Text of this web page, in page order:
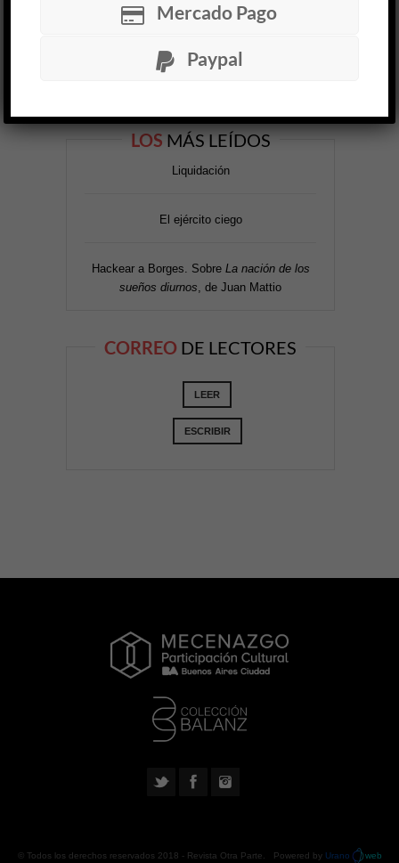
ARCHIVO OP SEMANAL
LOS MÁS LEÍDOS
Liquidación
El ejército ciego
Hackear a Borges. Sobre La nación de los
sueños diurnos , de Juan Mattio
CORREO DE LECTORES
LEER
ESCRIBIR
© Todos los derechos reservados 2018 - Revista Otra Parte . Powered by Urano web
Mercado Pago
Paypal